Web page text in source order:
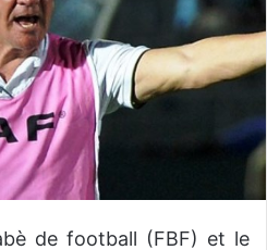
de football (FBF) et le